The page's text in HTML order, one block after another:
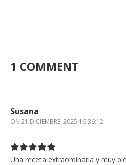
1 COMMENT
Susana
ON 21 DICIEMBRE, 2025 16:36:12
Una receta extraordinaria y muy